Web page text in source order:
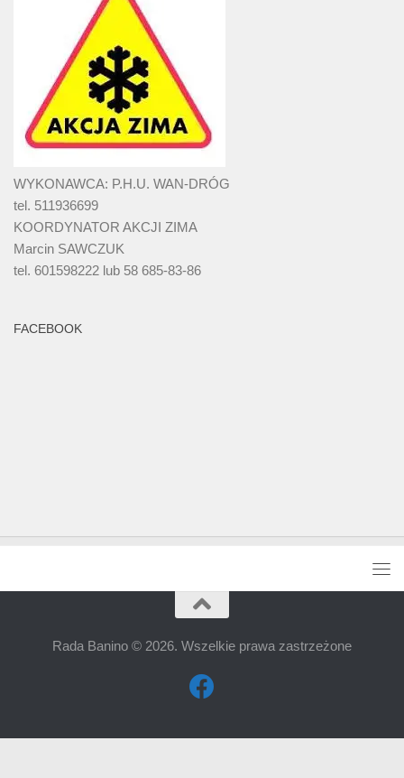
WYKONAWCA: P.H.U. WAN-DRÓG
tel. 511936699
KOORDYNATOR AKCJI ZIMA
Marcin SAWCZUK
tel. 601598222 lub 58 685-83-86
FACEBOOK
Rada Banino © 2026. Wszelkie prawa zastrzeżone